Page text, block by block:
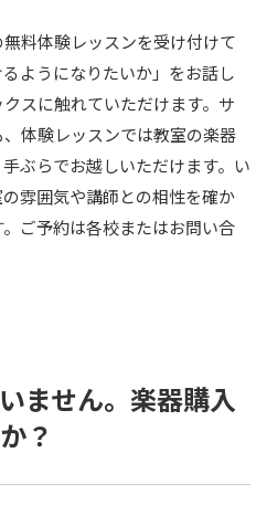
料体験レッスンを受け付けて
ようになりたいか」をお話し
スに触れていただけます。サ
体験レッスンでは教室の楽器
ぶらでお越しいただけます。い
雰囲気や講師との相性を確か
ご予約は各校またはお問い合
ません。楽器購入
？